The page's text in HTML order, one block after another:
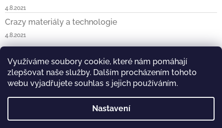
Využíváme soubory cookie, které nám pomáhají
zlepšovat naše služby. Dalším procházením tohoto
webu vyjadřujete souhlas s jejich používáním.
Nastavení
4.8.2021
Crazy materiály a technologie
4.8.2021
Napište nám Neon v ČR a SK
Blossom v ČR a SK
Kask & KOO v ČR a SK
Crazy v ČR a SK Vist v ČR